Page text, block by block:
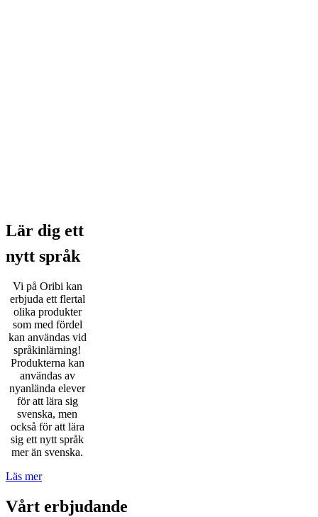
Lär dig ett
nytt språk
Vi på Oribi kan
erbjuda ett flertal
olika produkter
som med fördel
kan användas vid
språkinlärning!
Produkterna kan
användas av
nyanlända elever
för att lära sig
svenska, men
också för att lära
sig ett nytt språk
mer än svenska.
Läs mer
Vårt erbjudande